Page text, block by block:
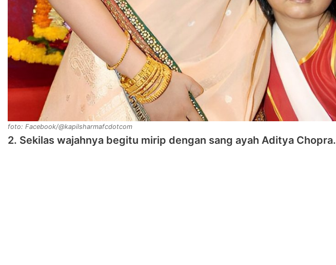
foto: Facebook/@kapilsharmafcdotcom
2. Sekilas wajahnya begitu mirip dengan sang ayah Aditya Chopra.